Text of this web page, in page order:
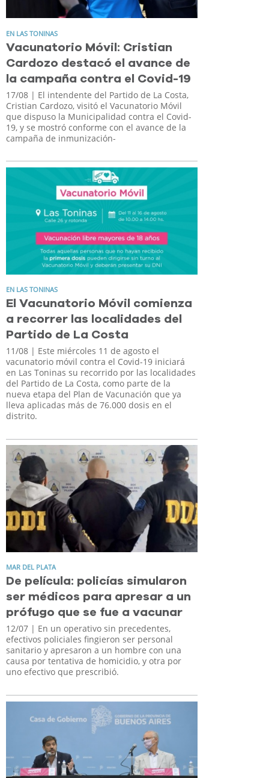
EN LAS TONINAS
Vacunatorio Móvil: Cristian
Cardozo destacó el avance de
la campaña contra el Covid-19
17/08 | El intendente del Partido de La Costa,
Cristian Cardozo, visitó el Vacunatorio Móvil
que dispuso la Municipalidad contra el Covid-
19, y se mostró conforme con el avance de la
campaña de inmunización-
EN LAS TONINAS
El Vacunatorio Móvil comienza
a recorrer las localidades del
Partido de La Costa
11/08 | Este miércoles 11 de agosto el
vacunatorio móvil contra el Covid-19 iniciará
en Las Toninas su recorrido por las localidades
del Partido de La Costa, como parte de la
nueva etapa del Plan de Vacunación que ya
lleva aplicadas más de 76.000 dosis en el
distrito.
MAR DEL PLATA
De película: policías simularon
ser médicos para apresar a un
prófugo que se fue a vacunar
12/07 | En un operativo sin precedentes,
efectivos policiales fingieron ser personal
sanitario y apresaron a un hombre con una
causa por tentativa de homicidio, y otra por
uno efectivo que prescribió.